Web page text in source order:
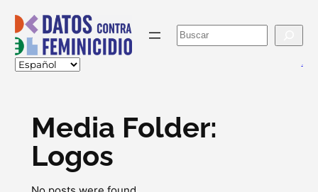
Skip
content
Buscar
Media Folder:
Logos